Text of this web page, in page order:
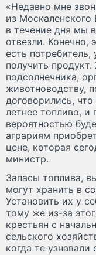
«Недавно мне
из
в течение дня мы
отвезли. Конечно,
есть
получить
подсолнечника,
животноводству,
договорились,
летнее топливо, и
вероятностью
аграриям
цене, которая
министр.
Запасы топлива,
могут хранить в
Установить их у
тому же из-за
крестьян с
сельского
когда те